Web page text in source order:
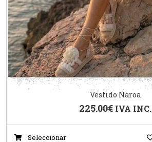
Vestido Naroa
225.00€ IVA INC.
Seleccionar